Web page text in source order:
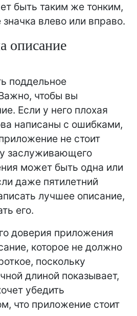
быть таким же тонким,
влево или вправо.
описание
поддельное
чтобы вы
Если у него плохая
написаны с ошибками,
не стоит
заслуживающего
может быть одна или
даже пятилетний
лучшее описание,
его.
доверия приложения
которое не должно
поскольку
длиной показывает,
убедить
что приложение стоит